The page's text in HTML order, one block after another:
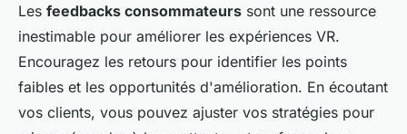
Les feedbacks consommateurs sont une ressource
inestimable pour améliorer les expériences VR.
Encouragez les retours pour identifier les points
faibles et les opportunités d'amélioration. En écoutant
vos clients, vous pouvez ajuster vos stratégies pour